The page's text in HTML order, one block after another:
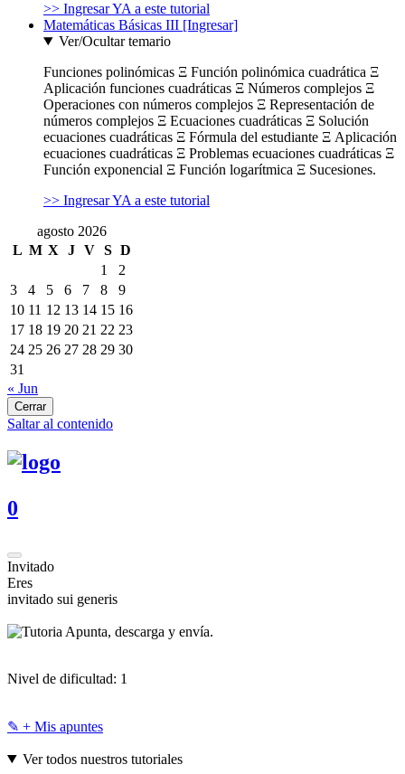
>> Ingresar YA a este tutorial
Matemáticas Básicas III [Ingresar]
Ver/Ocultar temario
Funciones polinómicas Ξ Función polinómica cuadrática Ξ
Aplicación funciones cuadráticas Ξ Números complejos Ξ
Operaciones con números complejos Ξ Representación de
números complejos Ξ Ecuaciones cuadráticas Ξ Solución
ecuaciones cuadráticas Ξ Fórmula del estudiante Ξ Aplicación
ecuaciones cuadráticas Ξ Problemas ecuaciones cuadráticas Ξ
Función exponencial Ξ Función logarítmica Ξ Sucesiones.
>> Ingresar YA a este tutorial
agosto 2026
L M X J V S D
1
2
3
4 5 6 7 8
9
10 11 12 13 14 15 16
17 18 19 20 21 22 23
24 25 26 27 28 29 30
31
« Jun
Cerrar
Saltar al contenido
0
Invitado
Eres
invitado sui generis
Apunta, descarga y envía.
Nivel de dificultad: 1
✎ + Mis apuntes
Ver todos nuestros tutoriales